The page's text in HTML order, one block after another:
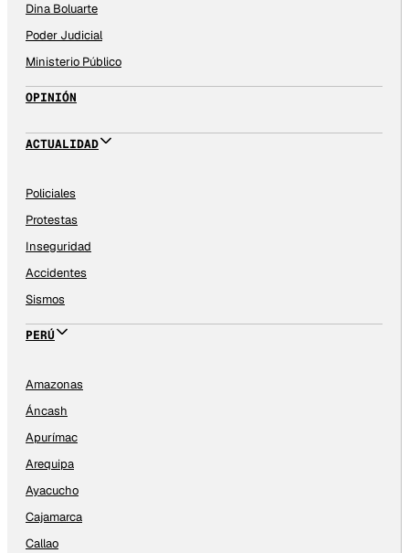
Dina Boluarte
Poder Judicial
Ministerio Público
OPINIÓN
ACTUALIDAD
Policiales
Protestas
Inseguridad
Accidentes
Sismos
PERÚ
Amazonas
Áncash
Apurímac
Arequipa
Ayacucho
Cajamarca
Callao